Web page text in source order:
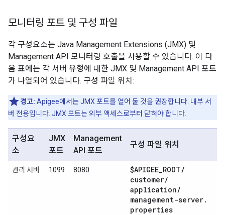
모니터링 포트 및 구성 파일
각 구성요소는 Java Management Extensions (JMX) 및
Management API 모니터링 호출을 사용할 수 있습니다. 이 다
음 표에는 각 서버 유형에 대한 JMX 및 Management API 포트
가 나열되어 있습니다. 구성 파일 위치:
경고: Apigee에서는 JMX 포트를 열어 둘 것을 권장합니다. 내부 서
버 전용입니다. JMX 포트는 외부 액세스로부터 닫혀야 합니다.
구성요
소
JMX
포트
Management
API 포트
구성 파일 위치
관리 서버 1099 8080 $APIGEE_ROOT/
customer/
application/
management-server.
properties